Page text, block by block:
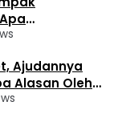
sejumlah
di
ini
Polresta
dan …
Ajudannya
Alasan Oleh